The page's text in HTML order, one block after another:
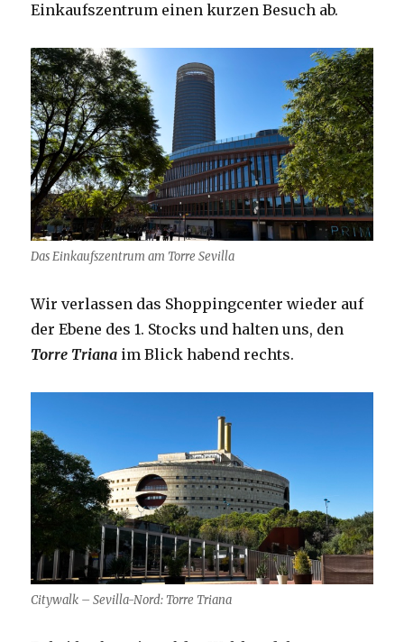
Einkaufszentrum einen kurzen Besuch ab.
Das Einkaufszentrum am Torre Sevilla
Wir verlassen das Shoppingcenter wieder auf
der Ebene des 1. Stocks und halten uns, den
Torre Triana im Blick habend rechts.
Citywalk – Sevilla-Nord: Torre Triana